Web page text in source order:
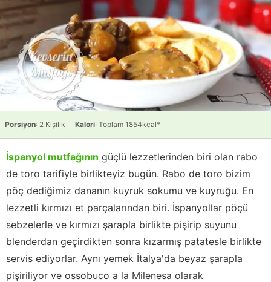
Porsiyon: 2 Kişilik Kalori: Toplam 1854kcal*
İspanyol mutfağının güçlü lezzetlerinden biri olan rabo
de toro tarifiyle birlikteyiz bugün. Rabo de toro bizim
pöç dediğimiz dananın kuyruk sokumu ve kuyruğu. En
lezzetli kırmızı et parçalarından biri. İspanyollar pöçü
sebzelerle ve kırmızı şarapla birlikte pişirip suyunu
blenderdan geçirdikten sonra kızarmış patatesle birlikte
servis ediyorlar. Aynı yemek İtalya'da beyaz şarapla
pişiriliyor ve ossobuco a la Milenesa olarak